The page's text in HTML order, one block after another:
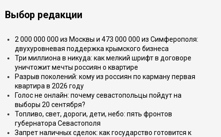
Выбор редакции
2 000 000 000 из Москвы и 473 000 000 из Симферополя:
двухуровневая поддержка крымского бизнеса
Три миллиона в никуда: как мелкий шрифт в договоре
уничтожит мечты россиян о квартире
Разрыв поколений: кому из россиян по карману первая
квартира в 2026 году
Голос не онлайн: почему севастопольцы пойдут на
выборы 20 сентября?
Топливо, свет, дороги, дети, небо: пять фронтов
губернатора Севастополя
Запрет наличных сделок: как государство готовится к